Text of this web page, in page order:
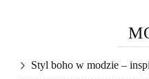
Styl boho w modzie –